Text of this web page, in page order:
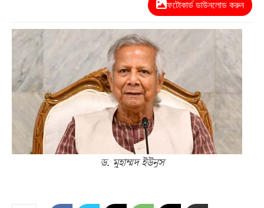
ফটোকার্ড ডাউনলোড করুন
ড. মুহাম্মদ ইউনূস